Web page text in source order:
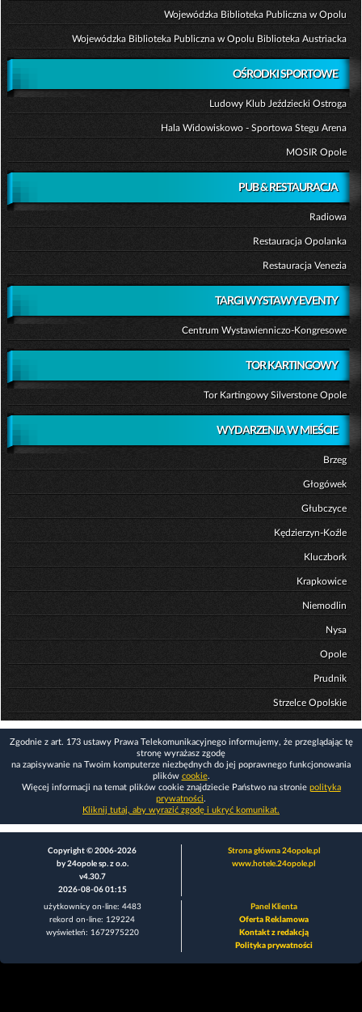
Wojewódzka Biblioteka Publiczna w Opolu
Wojewódzka Biblioteka Publiczna w Opolu Biblioteka Austriacka
OŚRODKI SPORTOWE
Ludowy Klub Jeździecki Ostroga
Hala Widowiskowo - Sportowa Stegu Arena
MOSIR Opole
PUB & RESTAURACJA
Radiowa
Restauracja Opolanka
Restauracja Venezia
TARGI WYSTAWY EVENTY
Centrum Wystawienniczo-Kongresowe
TOR KARTINGOWY
Tor Kartingowy Silverstone Opole
WYDARZENIA W MIEŚCIE
Brzeg
Głogówek
Głubczyce
Kędzierzyn-Koźle
Kluczbork
Krapkowice
Niemodlin
Nysa
Opole
Prudnik
Strzelce Opolskie
Zgodnie z art. 173 ustawy Prawa Telekomunikacyjnego informujemy, że przeglądając tę
stronę wyrażasz zgodę
na zapisywanie na Twoim komputerze niezbędnych do jej poprawnego funkcjonowania
plików cookie.
Więcej informacji na temat plików cookie znajdziecie Państwo na stronie polityka
prywatności.
Kliknij tutaj, aby wyrazić zgodę i ukryć komunikat.
Copyright © 2006-2026
by 24opole sp. z o.o.
v4.30.7
2026-08-06 01:15
Strona główna 24opole.pl
www.hotele.24opole.pl
użytkownicy on-line: 4483
rekord on-line: 129224
wyświetleń: 1672975220
Panel Klienta
Oferta Reklamowa
Kontakt z redakcją
Polityka prywatności